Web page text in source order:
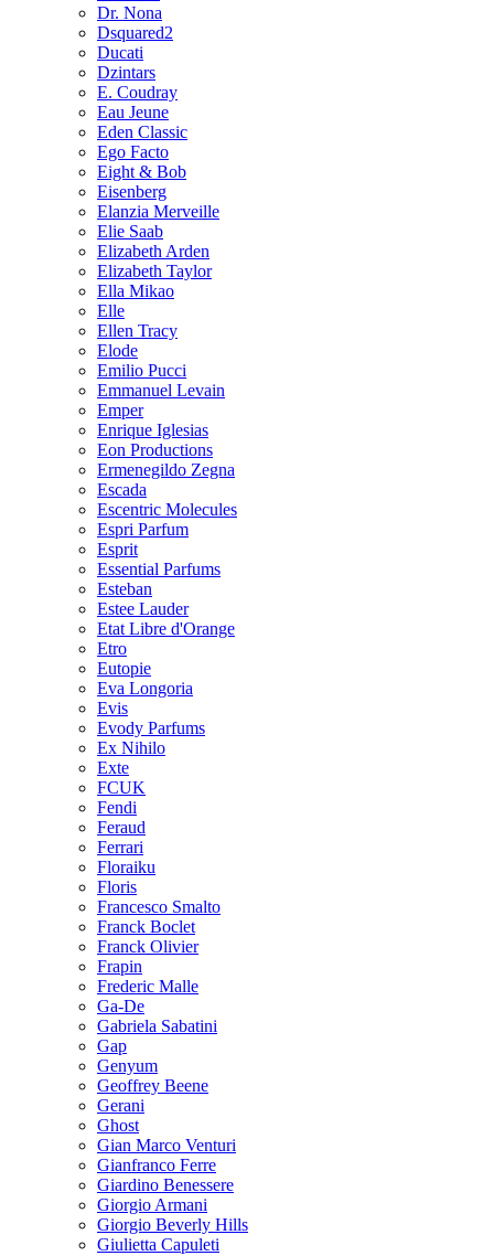
Dr. Nona
Dsquared2
Ducati
Dzintars
E. Coudray
Eau Jeune
Eden Classic
Ego Facto
Eight & Bob
Eisenberg
Elanzia Merveille
Elie Saab
Elizabeth Arden
Elizabeth Taylor
Ella Mikao
Elle
Ellen Tracy
Elode
Emilio Pucci
Emmanuel Levain
Emper
Enrique Iglesias
Eon Productions
Ermenegildo Zegna
Escada
Escentric Molecules
Espri Parfum
Esprit
Essential Parfums
Esteban
Estee Lauder
Etat Libre d'Orange
Etro
Eutopie
Eva Longoria
Evis
Evody Parfums
Ex Nihilo
Exte
FCUK
Fendi
Feraud
Ferrari
Floraiku
Floris
Francesco Smalto
Franck Boclet
Franck Olivier
Frapin
Frederic Malle
Ga-De
Gabriela Sabatini
Gap
Genyum
Geoffrey Beene
Gerani
Ghost
Gian Marco Venturi
Gianfranco Ferre
Giardino Benessere
Giorgio Armani
Giorgio Beverly Hills
Giulietta Capuleti